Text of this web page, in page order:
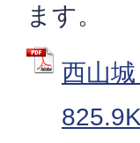
ます。
西山